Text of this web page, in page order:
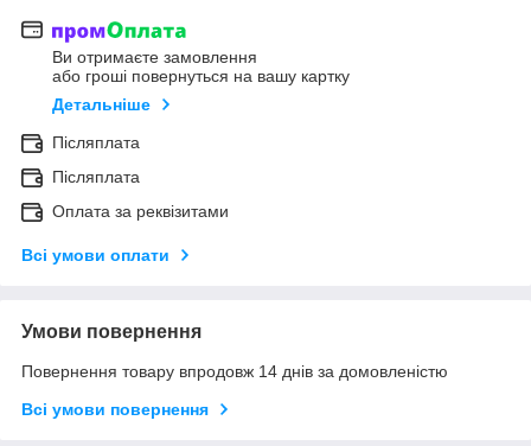
Ви отримаєте замовлення
або гроші повернуться на вашу картку
Детальніше
Післяплата
Післяплата
Оплата за реквізитами
Всі умови оплати
Умови повернення
Повернення товару впродовж 14 днів за домовленістю
Всі умови повернення